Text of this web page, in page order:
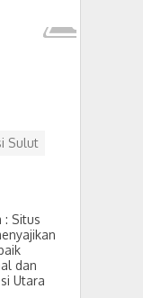
Sulut
: Situs
dan
Utara